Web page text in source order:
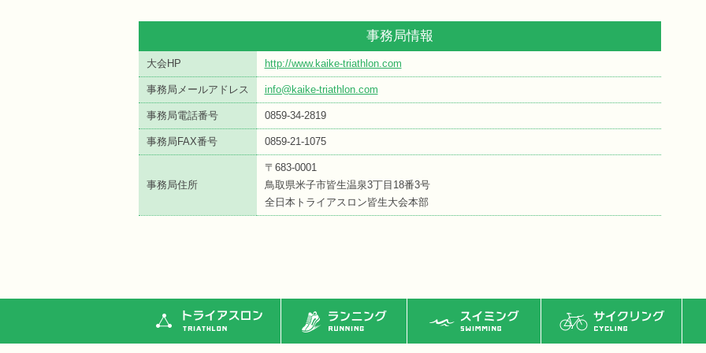
事務局情報
大会HP http://www.kaike-triathlon.com
事務局メールアドレス info@kaike-triathlon.com
事務局電話番号 0859-34-2819
事務局FAX番号 0859-21-1075
事務局住所
〒683-0001
鳥取県米子市皆生温泉3丁目18番3号
全日本トライアスロン皆生大会本部
トライアスロン ランニング スイミング サイクリング